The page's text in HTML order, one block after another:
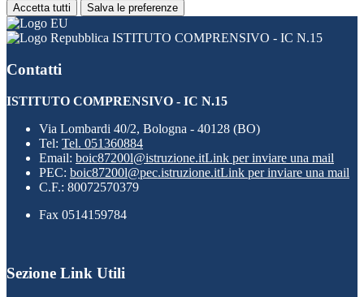
Accetta tutti Salva le preferenze
ISTITUTO COMPRENSIVO - IC N.15
Contatti
ISTITUTO COMPRENSIVO - IC N.15
Via Lombardi 40/2, Bologna - 40128 (BO)
Tel: Tel. 051360884
Email: boic87200l@istruzione.itLink per inviare una mail
PEC: boic87200l@pec.istruzione.itLink per inviare una mail
C.F.: 80072570379
Fax 0514159784
Sezione Link Utili